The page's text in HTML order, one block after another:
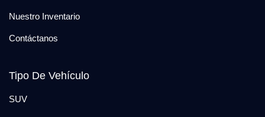
Nuestro Inventario
Contáctanos
Tipo De Vehículo
SUV